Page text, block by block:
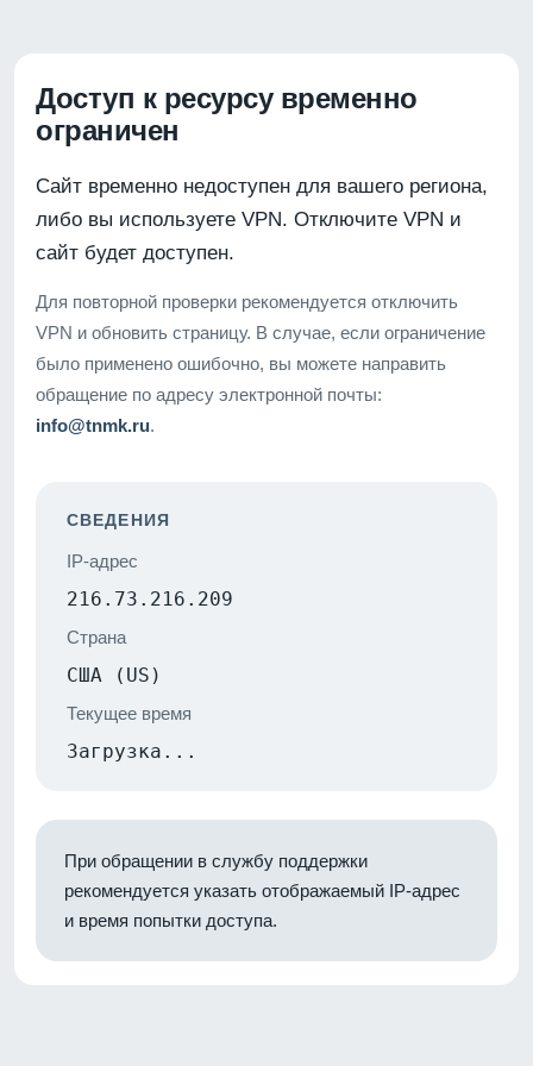
Доступ к ресурсу временно
ограничен
Сайт временно недоступен для вашего региона,
либо вы используете VPN. Отключите VPN и
сайт будет доступен.
Для повторной проверки рекомендуется отключить
VPN и обновить страницу. В случае, если ограничение
было применено ошибочно, вы можете направить
обращение по адресу электронной почты:
info@tnmk.ru.
СВЕДЕНИЯ
IP-адрес
216.73.216.209
Страна
США (US)
Текущее время
Загрузка...
При обращении в службу поддержки
рекомендуется указать отображаемый IP-адрес
и время попытки доступа.